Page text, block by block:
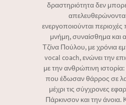
δραστηριότητα δεν
ενεργοποιούνται
μνήμη, συναίσθημα και
Τζίνα Πούλου, με χρόνια
vocal coach, ενώνει την
με την ανθρώπινη
που έδωσαν θάρρος σε
μέχρι τις σύγχρονες
Πάρκινσον και την άνοια.